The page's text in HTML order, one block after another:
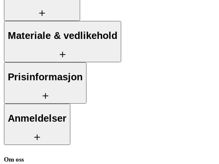
Materiale & vedlikehold
Prisinformasjon
Anmeldelser
Om oss